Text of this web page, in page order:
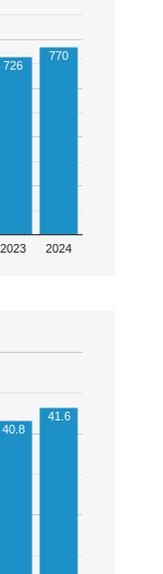
2023 2024
726
770
40.8
41.6